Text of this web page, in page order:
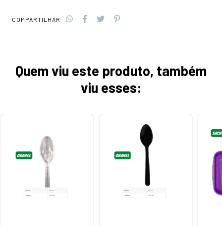
COMPARTILHAR
Quem viu este produto, também
viu esses: